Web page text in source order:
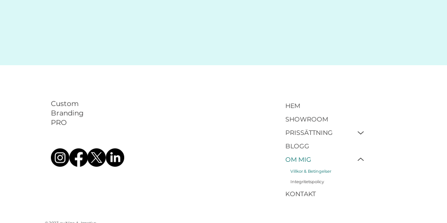
Custom
Branding
PRO
HEM
SHOWROOM
PRISSÄTTNING
BLOGG
OM MIG
Villkor & Betingelser
Integritetspolicy
KONTAKT